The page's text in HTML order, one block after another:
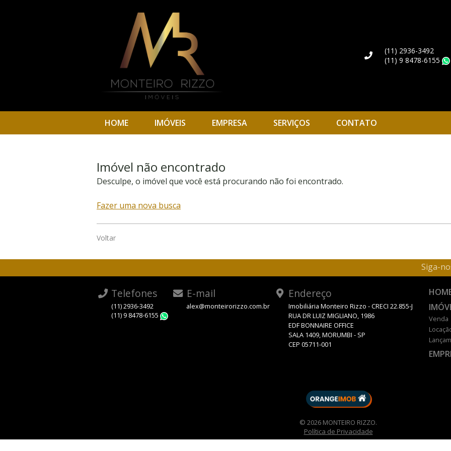
(11) 2936-3492
(11) 9 8478-6155
HOME IMÓVEIS EMPRESA SERVIÇOS CONTATO
Imóvel não encontrado
Desculpe, o imóvel que você está procurando não foi encontrado.
Fazer uma nova busca
Voltar
Siga-
Telefones
(11) 2936-3492
(11) 9 8478-6155
E-mail
alex@monteirorizzo.com.br
Endereço
Imobiliária Monteiro Rizzo - CRECI 22.855-J
RUA DR LUIZ MIGLIANO, 1986
EDF BONNAIRE OFFICE
SALA 1409, MORUMBI - SP
CEP 05711-001
Venda
© 2026 MONTEIRO RIZZO.
Política de Privacidade